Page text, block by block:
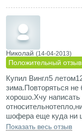
Николай (14-04-2013)
Положительный отзыв
Купил Вингл5
зима.Повторяться
хорошо.Хчу написать
шофера еще куда ни
жарко,а вот
Показать весь отзыв